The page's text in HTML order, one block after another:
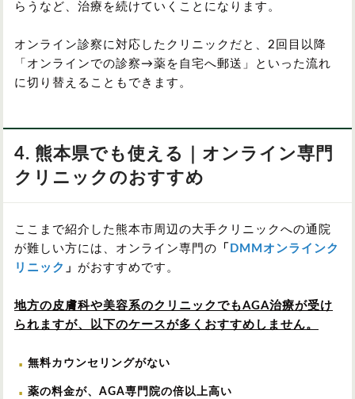
らうなど、治療を続けていくことになります。
オンライン診察に対応したクリニックだと、2回目以降
「オンラインでの診察→薬を自宅へ郵送」といった流れ
に切り替えることもできます。
4. 熊本県でも使える｜オンライン専門
クリニックのおすすめ
ここまで紹介した熊本市周辺の大手クリニックへの通院
が難しい方には、オンライン専門の 「 DMMオンラインク
リニック 」 がおすすめです。
地方の皮膚科や美容系のクリニックでもAGA治療が受け
られますが、以下のケースが多くおすすめしません。
無料カウンセリングがない
薬の料金が、AGA専門院の倍以上高い